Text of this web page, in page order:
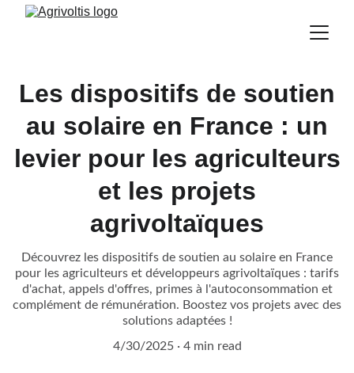
Les dispositifs de soutien
au solaire en France : un
levier pour les agriculteurs
et les projets
agrivoltaïques
Découvrez les dispositifs de soutien au solaire en France
pour les agriculteurs et développeurs agrivoltaïques : tarifs
d'achat, appels d'offres, primes à l'autoconsommation et
complément de rémunération. Boostez vos projets avec des
solutions adaptées !
4/30/2025
4 min read